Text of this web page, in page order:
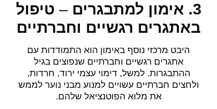
3. אימון למתבגרים – טיפול
באתגרים רגשיים וחברתיים
היבט מרכזי נוסף באימון הוא התמודדות עם
אתגרים רגשיים וחברתיים שנפוצים בגיל
ההתבגרות. למשל, דימוי עצמי ירוד, חרדות,
ולחצים חברתיים עשויים למנוע מבני נוער לממש
את מלוא הפוטנציאל שלהם.